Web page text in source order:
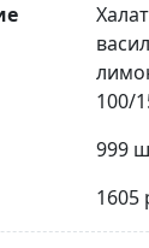
100/
999
1605